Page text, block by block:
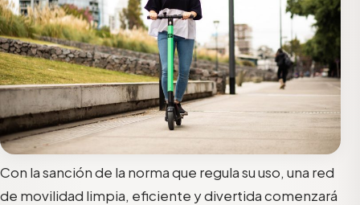
Con la sanción de la norma que regula su uso, una red
de movilidad limpia, eficiente y divertida comenzará